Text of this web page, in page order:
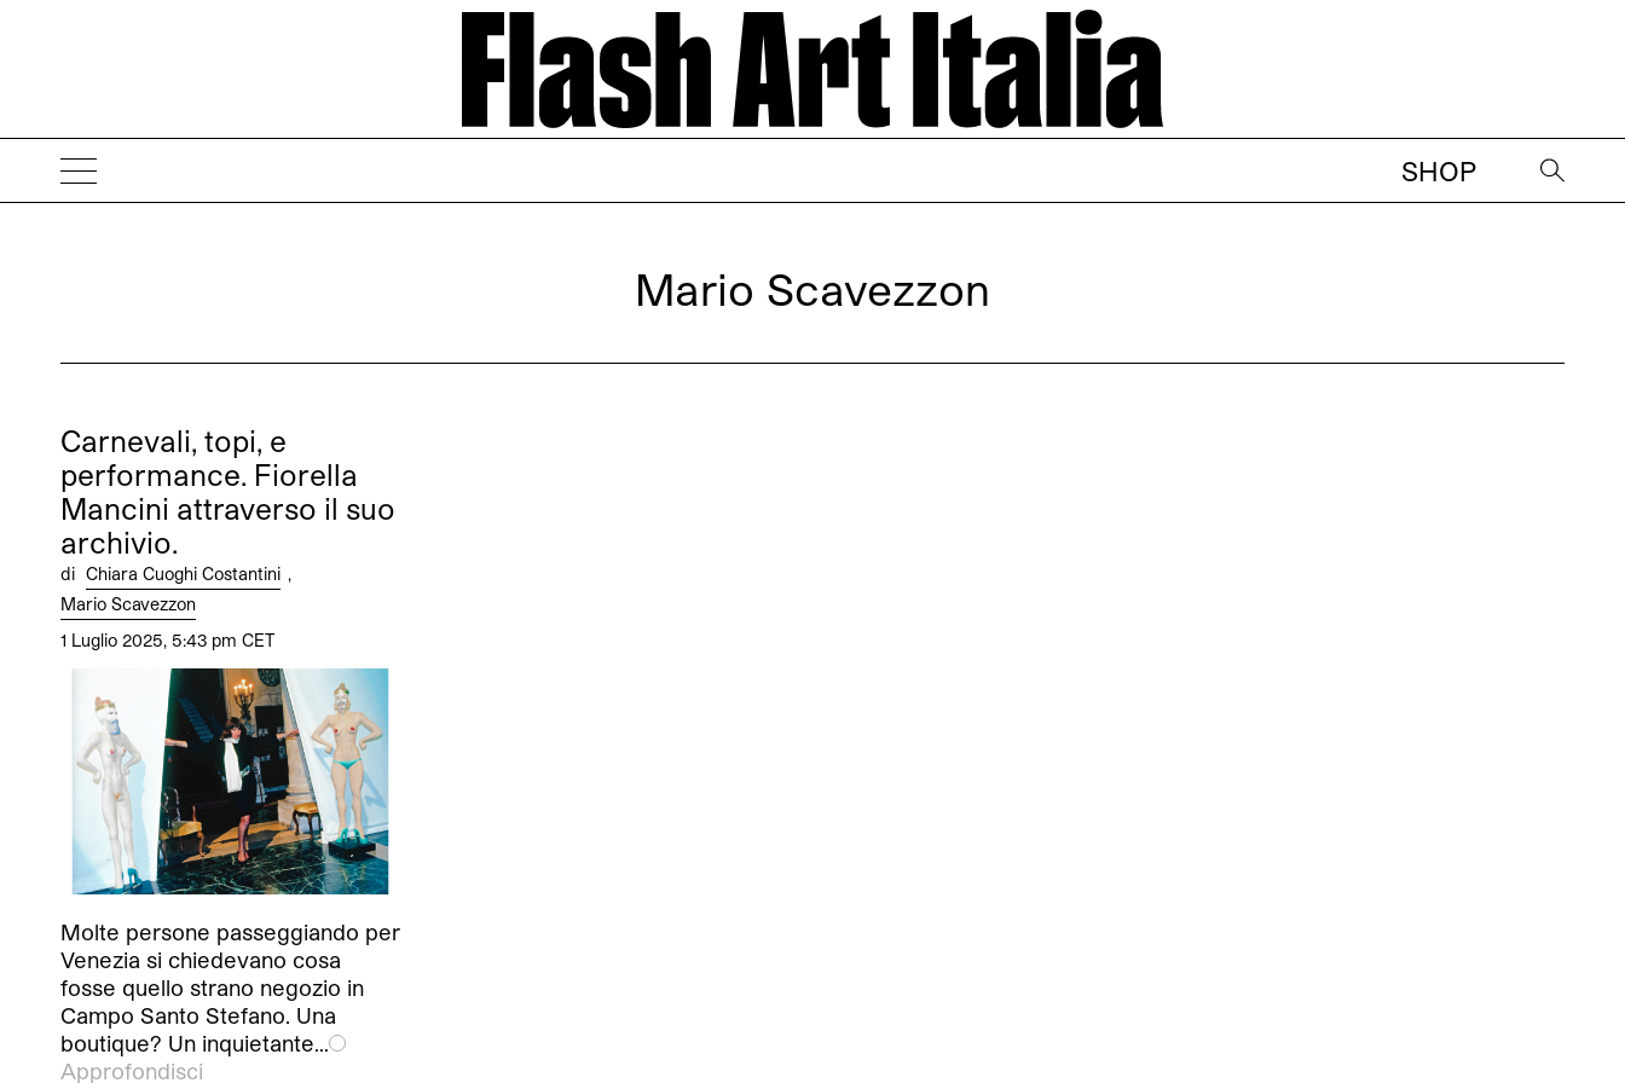
SHOP
Mario Scavezzon
Carnevali, topi, e
performance. Fiorella
Mancini attraverso il suo
archivio.
di Chiara Cuoghi Costantini ,
Mario Scavezzon
1 Luglio 2025, 5:43 pm CET
Molte persone passeggiando per
Venezia si chiedevano cosa
fosse quello strano negozio in
Campo Santo Stefano. Una
boutique? Un inquietante…
Approfondisci